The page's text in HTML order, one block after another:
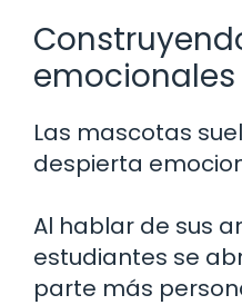
emocionales
Las mascotas
despierta
Al hablar de sus
estudiantes se
parte más